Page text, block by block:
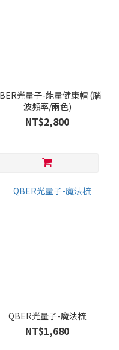
光量子-能量健康帽 (腦
波頻率/兩色)
NT$2,800
QBER光量子-魔法梳
NT$1,680